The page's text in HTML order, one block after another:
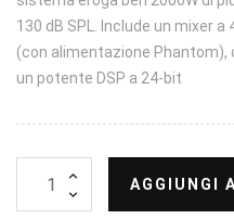
130 dB SPL. Include un mixer
(con alimentazione
un potente DSP a 24-bit
AGGIUNGI